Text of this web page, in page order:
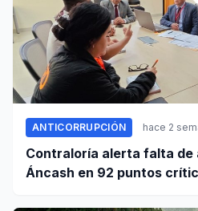
ANTICORRUPCIÓN hace 2
Contraloría alerta falta de
Áncash en 92 puntos